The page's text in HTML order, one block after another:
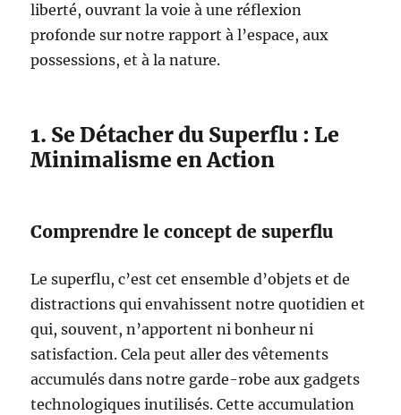
liberté, ouvrant la voie à une réflexion
profonde sur notre rapport à l’espace, aux
possessions, et à la nature.
1. Se Détacher du Superflu : Le
Minimalisme en Action
Comprendre le concept de superflu
Le superflu, c’est cet ensemble d’objets et de
distractions qui envahissent notre quotidien et
qui, souvent, n’apportent ni bonheur ni
satisfaction. Cela peut aller des vêtements
accumulés dans notre garde-robe aux gadgets
technologiques inutilisés. Cette accumulation